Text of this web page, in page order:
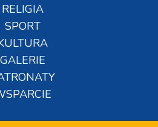
RELIGIA
SPORT
GALERIE